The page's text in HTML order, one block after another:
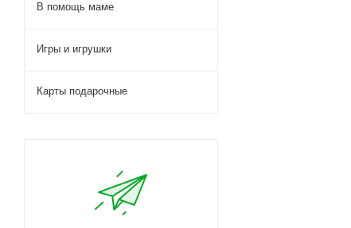
В помощь маме
Игры и игрушки
Карты подарочные